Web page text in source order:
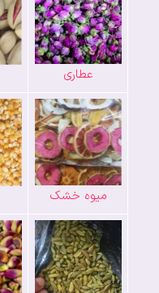
عطاری
میوه خشک